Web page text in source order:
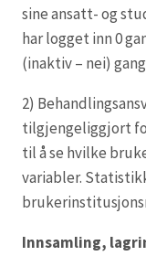
sine ansatt- og
har logget inn 0
(inaktiv – nei)
2)
tilgjengeliggjort
til å se hvilke
variabler.
Innsamling,